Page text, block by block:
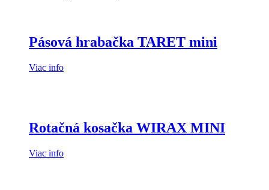
Pásová hrabačka TARET mini
Viac info
Rotačná kosačka WIRAX MINI
Viac info